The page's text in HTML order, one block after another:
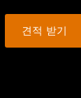
견적 받기